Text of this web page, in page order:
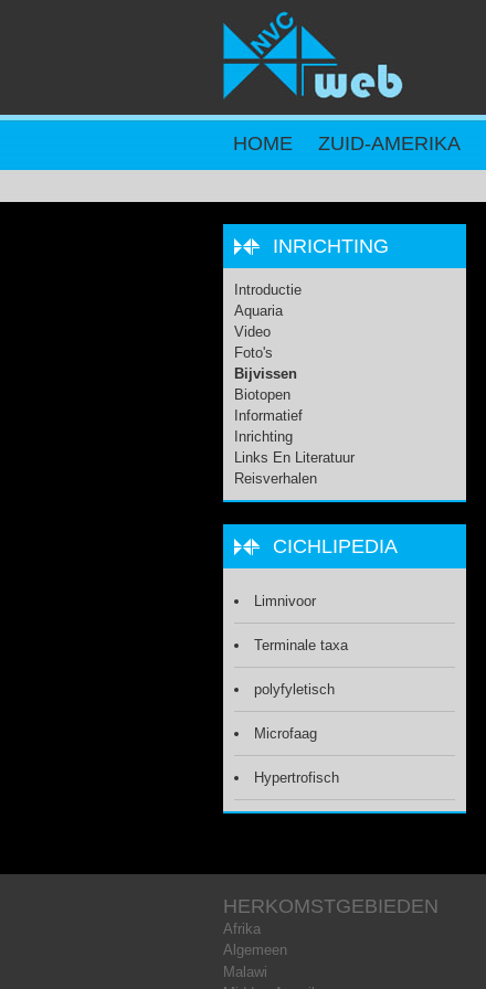
HOME ZUID-AMERIKA
INRICHTING
Introductie
Aquaria
Video
Foto's
Bijvissen
Biotopen
Informatief
Inrichting
Links En Literatuur
Reisverhalen
CICHLIPEDIA
Limnivoor
Terminale taxa
polyfyletisch
Microfaag
Hypertrofisch
HERKOMSTGEBIEDEN
Afrika
Algemeen
Malawi